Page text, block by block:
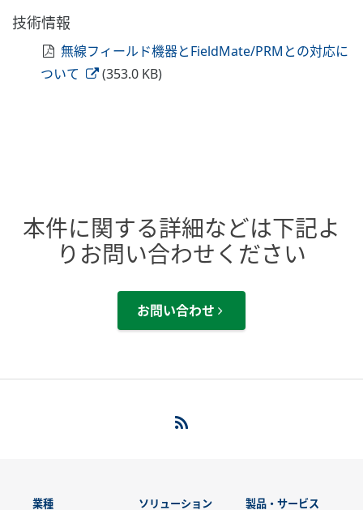
技術情報
無線フィールド機器とFieldMate/PRMとの対応に
ついて
(353.0 KB)
本件に関する詳細などは下記よ
りお問い合わせください
お問い合わせ
業種 ソリューション 製品・サービス